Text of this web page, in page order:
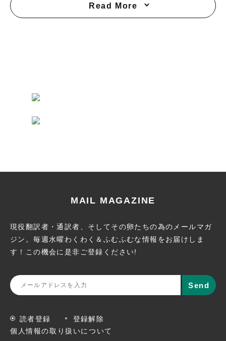
Read More
MAIL MAGAZINE
現役翻訳者・通訳者、そしてその卵たちの為のメールマガ
ジン。毎週水曜わくわく＆ふむふむな情報をお届けしま
す！この機会に 是非ご登録ください!
読者登録
登録解除
個人情報の取り扱いについて